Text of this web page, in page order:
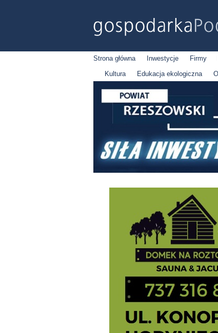
Strona główna Inwestycje Firmy
Kultura
Edukacja ekologiczna